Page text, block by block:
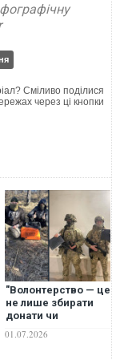
Сміливо поділися
через ці кнопки
"Волонтерство — це
не лише збирати
донати чи
передавати
допомогу. Це дуже
01.07.2026